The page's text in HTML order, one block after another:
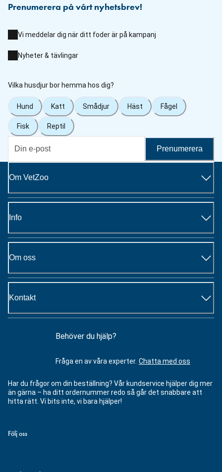
Prenumerera på vårt nyhetsbrev!
Vi meddelar dig när ditt foder är på kampanj
Nyheter & tävlingar
Vilka husdjur bor hemma hos dig?
Hund Katt Smådjur Häst Fågel
Fisk Reptil
Prenumerera
Om VetZoo
Info
Om oss
Kontakt
Behöver du hjälp?
Fråga en av våra experter. Chatta med oss
Har du frågor om din beställning? Vår kundservice hjälper dig mer
än gärna – ha ditt ordernummer redo så går det snabbare att
hitta rätt. Vi bits inte, vi bara hjälper!
Följ oss